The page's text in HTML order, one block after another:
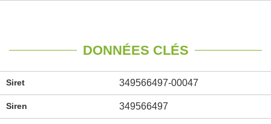
DONNÉES CLÉS
Siret 349566497-00047
Siren 349566497